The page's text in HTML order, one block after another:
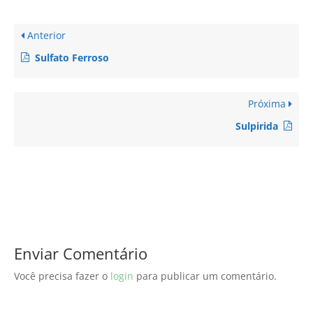
Anterior
Sulfato Ferroso
Próxima
Sulpirida
Enviar Comentário
Você precisa fazer o login para publicar um comentário.